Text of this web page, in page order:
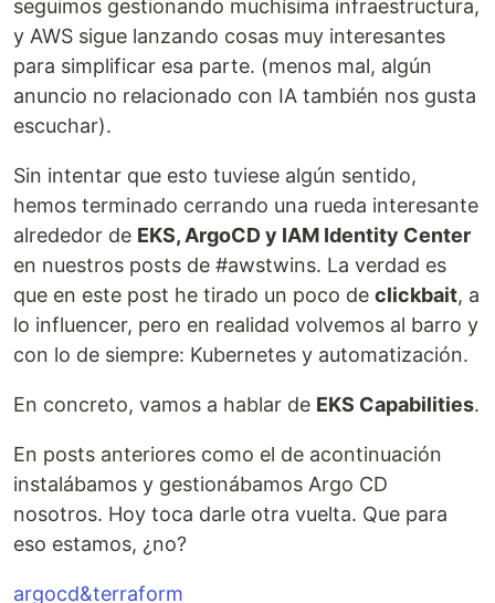
seguimos gestionando muchísima infraestructura,
y AWS sigue lanzando cosas muy interesantes
para simplificar esa parte. (menos mal, algún
anuncio no relacionado con IA también nos gusta
escuchar).
Sin intentar que esto tuviese algún sentido,
hemos terminado cerrando una rueda interesante
alrededor de EKS, ArgoCD y IAM Identity Center
en nuestros posts de #awstwins. La verdad es
que en este post he tirado un poco de clickbait, a
lo influencer, pero en realidad volvemos al barro y
con lo de siempre: Kubernetes y automatización.
En concreto, vamos a hablar de EKS Capabilities.
En posts anteriores como el de acontinuación
instalábamos y gestionábamos Argo CD
nosotros. Hoy toca darle otra vuelta. Que para
eso estamos, ¿no?
argocd&terraform